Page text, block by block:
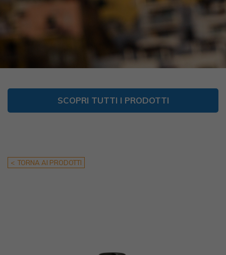
SCOPRI TUTTI I PRODOTTI
< TORNA AI PRODOTTI